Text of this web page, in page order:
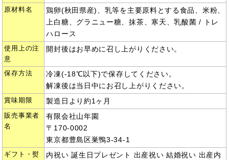
原材料名
鶏卵(秋田県産)、乳等を主要原料とする食品、米粉、
上白糖、グラニュー糖、抹茶、寒天、乳酸菌 / トレ
ハロース
使用上の注
意
開封後はお早めに召し上がりください。
保存方法
冷凍(-18℃以下)で保存してください。
解凍後は当日中にお召し上がりください。
賞味期限 製造日より約1ヶ月
販売事業者
名
有限会社山年園
〒170-0002
東京都豊島区巣鴨3-34-1
ギフト・熨
内祝い 誕生日プレゼント 出産祝い 結婚祝い 出産内